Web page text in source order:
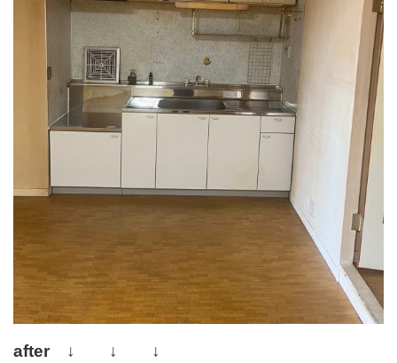
after ↓ ↓ ↓